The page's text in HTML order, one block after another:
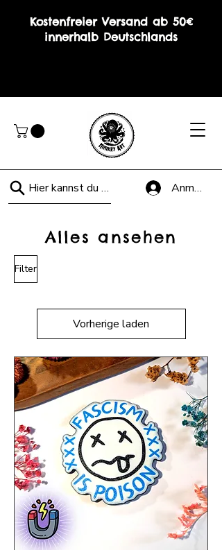
Kostenfreier Versand ab 50€
innerhalb Deutschlands
Hier kannst du suchen! Anmelden
Alles ansehen
Filter
Vorherige laden